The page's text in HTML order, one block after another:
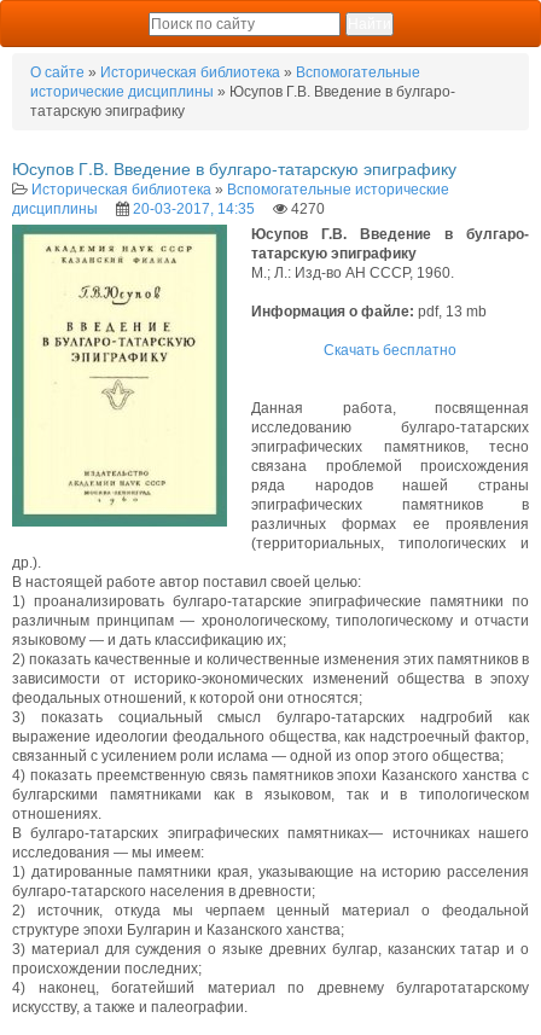
О сайте » Историческая библиотека » Вспомогательные
исторические дисциплины » Юсупов Г.В. Введение в булгаро-
татарскую эпиграфику
Юсупов Г.В. Введение в булгаро-татарскую эпиграфику
Историческая библиотека » Вспомогательные исторические
дисциплины
20-03-2017, 14:35
4270
Юсупов Г.В. Введение в булгаро-
татарскую эпиграфику
М.; Л.: Изд-во АН СССР, 1960.
Информация о файле: pdf, 13 mb
Скачать бесплатно
Данная работа, посвященная
исследованию булгаро-татарских
эпиграфических памятников, тесно
связана проблемой происхождения
ряда народов нашей страны
эпиграфических памятников в
различных формах ее проявления
(территориальных, типологических и
др.).
В настоящей работе автор поставил своей целью:
1) проанализировать булгаро-татарские эпиграфические памятники по
различным принципам — хронологическому, типологическому и отчасти
языковому — и дать классификацию их;
2) показать качественные и количественные изменения этих памятников в
зависимости от историко-экономических изменений общества в эпоху
феодальных отношений, к которой они относятся;
3) показать социальный смысл булгаро-татарских надгробий как
выражение идеологии феодального общества, как надстроечный фактор,
связанный с усилением роли ислама — одной из опор этого общества;
4) показать преемственную связь памятников эпохи Казанского ханства с
булгарскими памятниками как в языковом, так и в типологическом
отношениях.
В булгаро-татарских эпиграфических памятниках— источниках нашего
исследования — мы имеем:
1) датированные памятники края, указывающие на историю расселения
булгаро-татарского населения в древности;
2) источник, откуда мы черпаем ценный материал о феодальной
структуре эпохи Булгарин и Казанского ханства;
3) материал для суждения о языке древних булгар, казанских татар и о
происхождении последних;
4) наконец, богатейший материал по древнему булгаротатарскому
искусству, а также и палеографии.